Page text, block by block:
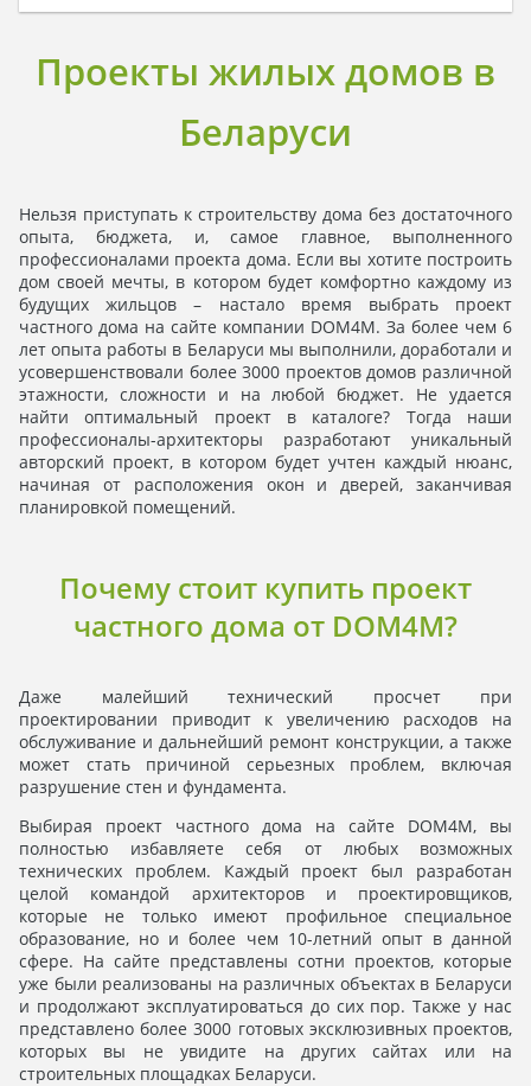
Проекты жилых домов в
Беларуси
Нельзя приступать к строительству дома без достаточного
опыта, бюджета, и, самое главное, выполненного
профессионалами проекта дома. Если вы хотите построить
дом своей мечты, в котором будет комфортно каждому из
будущих жильцов – настало время выбрать проект
частного дома на сайте компании DOM4M. За более чем 6
лет опыта работы в Беларуси мы выполнили, доработали и
усовершенствовали более 3000 проектов домов различной
этажности, сложности и на любой бюджет. Не удается
найти оптимальный проект в каталоге? Тогда наши
профессионалы-архитекторы разработают уникальный
авторский проект, в котором будет учтен каждый нюанс,
начиная от расположения окон и дверей, заканчивая
планировкой помещений.
Почему стоит купить проект
частного дома от DOM4M?
Даже малейший технический просчет при
проектировании приводит к увеличению расходов на
обслуживание и дальнейший ремонт конструкции, а также
может стать причиной серьезных проблем, включая
разрушение стен и фундамента.
Выбирая проект частного дома на сайте DOM4M, вы
полностью избавляете себя от любых возможных
технических проблем. Каждый проект был разработан
целой командой архитекторов и проектировщиков,
которые не только имеют профильное специальное
образование, но и более чем 10-летний опыт в данной
сфере. На сайте представлены сотни проектов, которые
уже были реализованы на различных объектах в Беларуси
и продолжают эксплуатироваться до сих пор. Также у нас
представлено более 3000 готовых эксклюзивных проектов,
которых вы не увидите на других сайтах или на
строительных площадках Беларуси.